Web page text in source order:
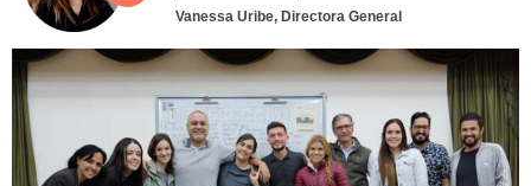
Vanessa Uribe, Directora General